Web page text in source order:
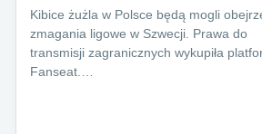
Kibice żużla w Polsce będą mogli
zmagania ligowe w Szwecji. Prawa do
transmisji zagranicznych wykupiła
Fanseat.…